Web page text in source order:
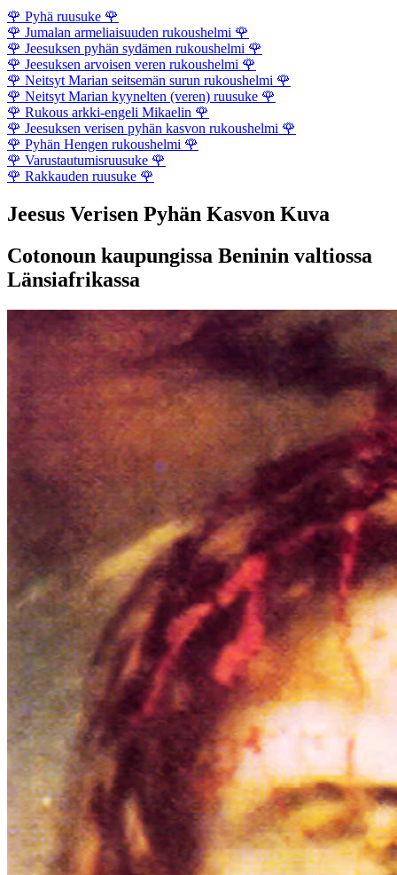
🌹 Pyhä ruusuke 🌹
🌹 Jumalan armeliaisuuden rukoushelmi 🌹
🌹 Jeesuksen pyhän sydämen rukoushelmi 🌹
🌹 Jeesuksen arvoisen veren rukoushelmi 🌹
🌹 Neitsyt Marian seitsemän surun rukoushelmi 🌹
🌹 Neitsyt Marian kyynelten (veren) ruusuke 🌹
🌹 Rukous arkki-engeli Mikaelin 🌹
🌹 Jeesuksen verisen pyhän kasvon rukoushelmi 🌹
🌹 Pyhän Hengen rukoushelmi 🌹
🌹 Varustautumisruusuke 🌹
🌹 Rakkauden ruusuke 🌹
Jeesus Verisen Pyhän Kasvon Kuva
Cotonoun kaupungissa Beninin valtiossa
Länsiafrikassa